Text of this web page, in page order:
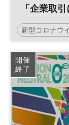
「企業取
～環境変化
イアンス強
新型コロナウ
コンプライア
日経産業新聞
開催
終了